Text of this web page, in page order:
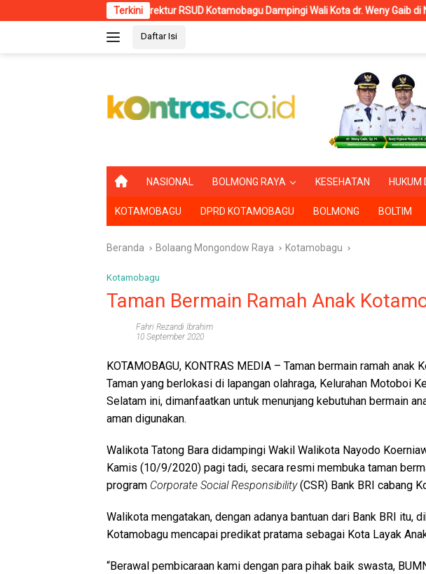
ke
Terkini
Direktur RSUD Kotamobagu Dampingi Wali Kota dr. Weny Gaib di North Sulawesi
Daftar Isi
B
R
A
D
NASIONAL BOLMONG RAYA KESEHATAN HUKUM
KOTAMOBAGU DPRD KOTAMOBAGU BOLMONG BOLTIM
Beranda Bolaang Mongondow Raya Kotamobagu
Kotamobagu
Taman Bermain Ramah Anak
Fahri Rezandi Ibrahim
10 September 2020
KOTAMOBAGU, KONTRAS MEDIA – Taman bermain ramah anak
Taman yang berlokasi di lapangan olahraga, Kelurahan Motoboi
Selatam ini, dimanfaatkan untuk menunjang kebutuhan bermain
aman digunakan.
Walikota Tatong Bara didampingi Wakil Walikota Nayodo
Kamis (10/9/2020) pagi tadi, secara resmi membuka taman
program Corporate Social Responsibility(CSR) Bank BRI cabang
Walikota mengatakan, dengan adanya bantuan dari Bank BRI itu,
Kotamobagu mencapai predikat pratama sebagai Kota Layak
“Berawal pembicaraan kami dengan para pihak baik swasta,